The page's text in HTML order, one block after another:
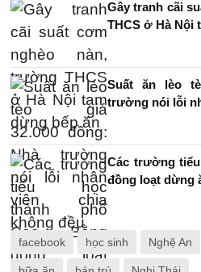
Gây tranh cãi
THCS ở Hà Nội
Suất ăn lèo
trường nói lỗi
Các trường
đồng loạt dừng
facebook học sinh Nghệ An